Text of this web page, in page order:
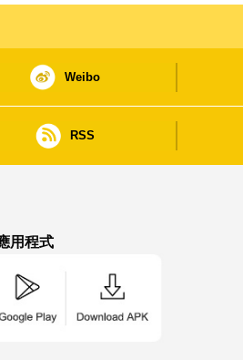
Weibo
RSS
用程式